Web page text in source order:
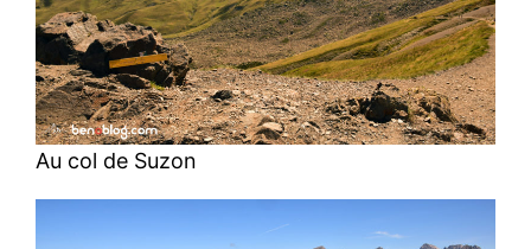
Au col de Suzon